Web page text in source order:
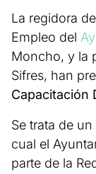
La regidora
Empleo del
Moncho, y la
Sifres, han
Capacitación
Se trata de un
cual el
parte de la